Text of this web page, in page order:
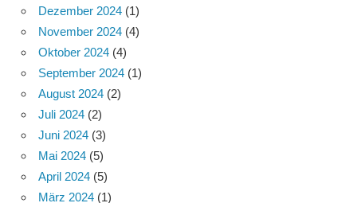
Dezember 2024 (1)
November 2024 (4)
Oktober 2024 (4)
September 2024 (1)
August 2024 (2)
Juli 2024 (2)
Juni 2024 (3)
Mai 2024 (5)
April 2024 (5)
März 2024 (1)